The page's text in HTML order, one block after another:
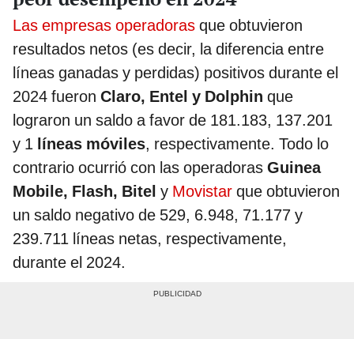
Las empresas operadoras que obtuvieron
resultados netos (es decir, la diferencia entre
líneas ganadas y perdidas) positivos durante el
2024 fueron Claro, Entel y Dolphin que
lograron un saldo a favor de 181.183, 137.201
y 1 líneas móviles, respectivamente. Todo lo
contrario ocurrió con las operadoras Guinea
Mobile, Flash, Bitel y Movistar que obtuvieron
un saldo negativo de 529, 6.948, 71.177 y
239.711 líneas netas, respectivamente,
durante el 2024.